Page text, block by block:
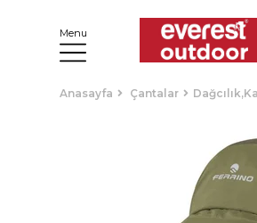
Menu
Anasayfa Çantalar